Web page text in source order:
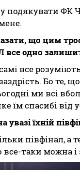
подякувати ФК
що цим
все одно
все
Бо те,
ми всі
їм спасибі від
увазі їхній
півфінал,
все-таки можна